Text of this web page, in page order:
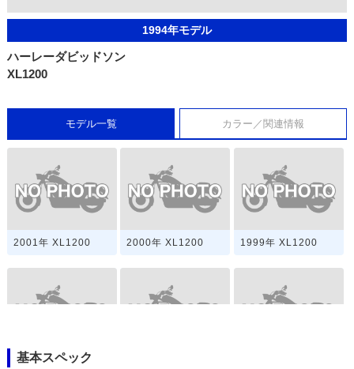
1994年モデル
ハーレーダビッドソン
XL1200
モデル一覧 カラー／関連情報
2001年 XL1200 2000年 XL1200 1999年 XL1200
1998年 XL1200
基本スペック